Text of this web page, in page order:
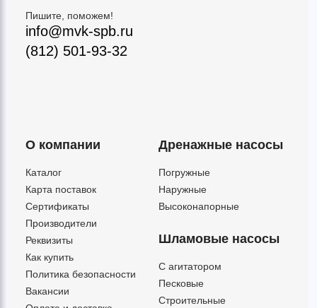
Пишите, поможем!
info@mvk-spb.ru
(812) 501-93-32
О компании
Каталог
Карта поставок
Сертификаты
Производители
Реквизиты
Как купить
Политика безопасности
Вакансии
Дренажные насосы
Погружные
Наружные
Высоконапорные
Шламовые насосы
C агитатором
Песковые
Строительные